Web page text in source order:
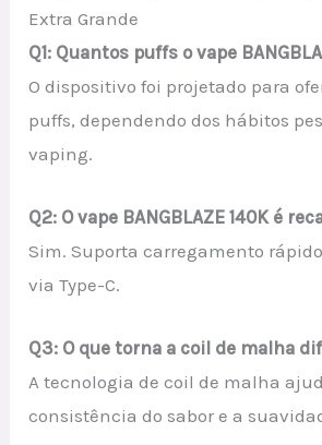
Extra Grande
Q1: Quantos puffs o vape
O dispositivo foi projetado para
puffs, dependendo dos hábitos
vaping.
Q2: O vape BANGBLAZE 140K é
Sim. Suporta carregamento
via Type-C.
Q3: O que torna a coil de malha
A tecnologia de coil de malha
consistência do sabor e a